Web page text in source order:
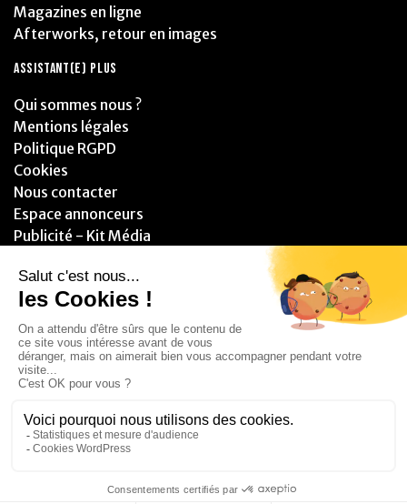
Magazines en ligne
Afterworks, retour en images
ASSISTANT(E) PLUS
Qui sommes nous ?
Mentions légales
Politique RGPD
Cookies
Nous contacter
Espace annonceurs
Publicité - Kit Média
PARTENAIRES
© 2025 - Blitzzz Media - Assistant(e) Plus - Tous droits réservés.